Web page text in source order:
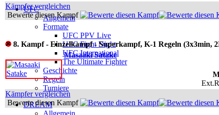
UFC
Allgemein
Formate
UFC PPV Live
UFC Fight Night
UFC International
The Ultimate Fighter
Geschichte
Regeln
Turniere
DREAM
Allgemein
Kämpfer vergleichen
Bewerte diesen Kampf
8. Kampf - Einzelkampf - Superkampf, K-1 Regeln (3x3min,
Masaaki Satake
Kämpfer vergleichen
Bewerte diesen Kampf